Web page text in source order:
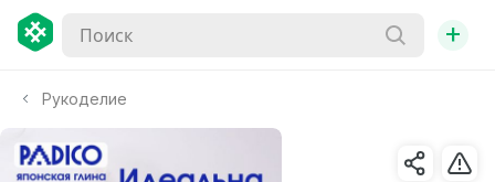
+
Рукоделие